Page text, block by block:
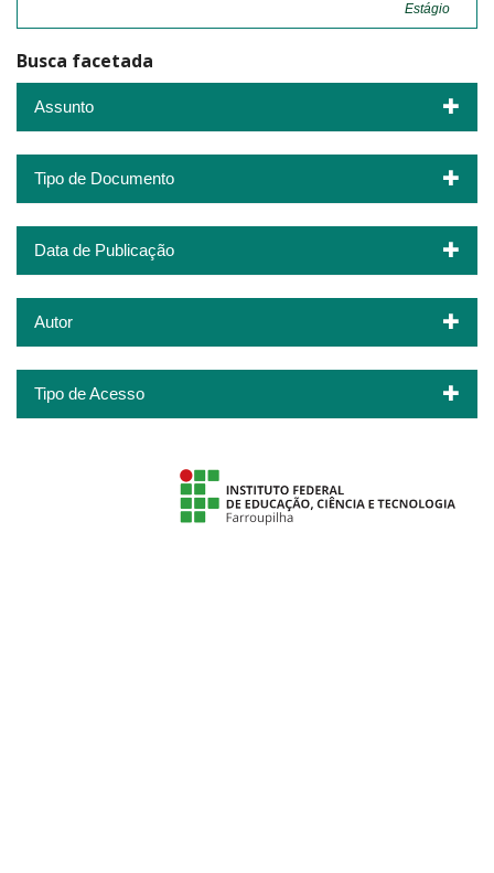
Estágio
Busca facetada
Assunto
Tipo de Documento
Data de Publicação
Autor
Tipo de Acesso